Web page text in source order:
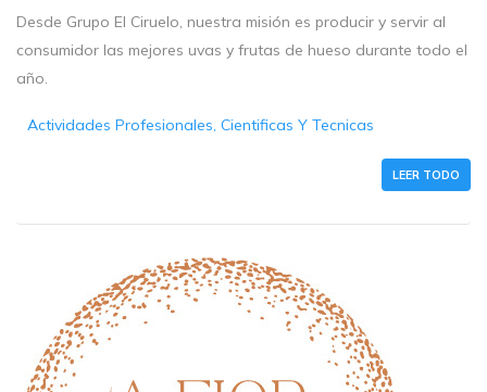
Desde Grupo El Ciruelo, nuestra misión es producir y servir al
consumidor las mejores uvas y frutas de hueso durante todo el
año.
Actividades Profesionales, Cientificas Y Tecnicas
LEER TODO